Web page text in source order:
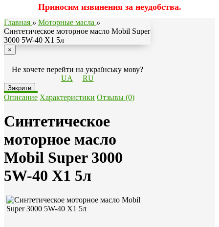
Приносим извинения за неудобства.
Главная » Моторные масла »
Синтетическое моторное масло Mobil Super
3000 5W-40 X1 5л
×
Не хочете перейти на українську мову?
UA
RU
Закрити
Описание Характеристики Отзывы (0)
Синтетическое
моторное масло
Mobil Super 3000
5W-40 X1 5л